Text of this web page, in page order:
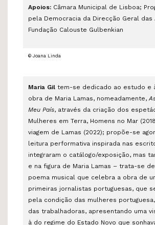
Apoios: Câmara Municipal de Lisboa;
pela Democracia da Direcção Geral das
Fundação Calouste Gulbenkian
© Joana Linda
Maria Gil tem-se dedicado ao estudo e
obra de Maria Lamas, nomeadamente,
Meu País, através da criação dos
Mulheres em Terra, Homens no Mar
viagem de Lamas (2022); propõe-se
leitura performativa inspirada nas
integraram o catálogo/exposição, mas
e na figura de Maria Lamas – trata-se
poema musical que celebra a obra de
primeiras jornalistas portuguesas, que
pela condição das mulheres
das trabalhadoras, apresentando uma
à do regime do Estado Novo que